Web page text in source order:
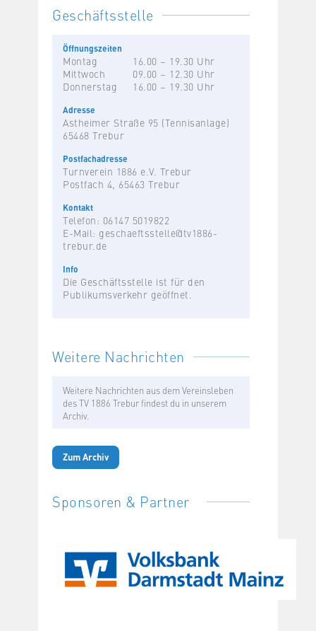
Geschäftsstelle
Öffnungszeiten
Montag
16.00 – 19.30 Uhr
Mittwoch
09.00 – 12.30 Uhr
Donnerstag
16.00 – 19.30 Uhr
Adresse
Astheimer Straße 95 (Tennisanlage)
65468 Trebur
Postfachadresse
Turnverein 1886 e.V. Trebur
Postfach 4, 65463 Trebur
Kontakt
Telefon: 06147 5019822
E-Mail: geschaeftsstelle@tv1886-
trebur.de
Info
Die Geschäftsstelle ist für den
Publikumsverkehr geöffnet.
Weitere Nachrichten
Weitere Nachrichten aus dem Vereinsleben
des TV 1886 Trebur findest du in unserem
Archiv.
Zum Archiv
Sponsoren & Partner